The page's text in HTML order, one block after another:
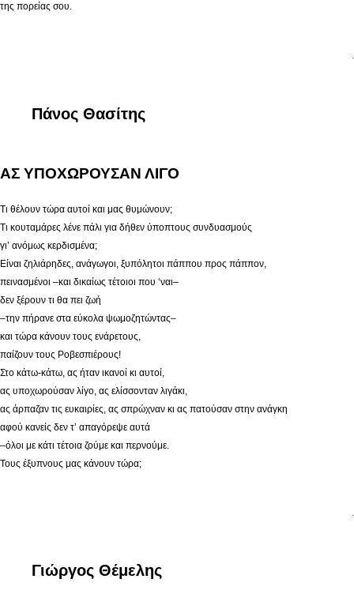
της πορείας σου.
.
Πάνος Θασίτης
ΑΣ ΥΠΟΧΩΡΟΥΣΑΝ ΛΙΓΟ
Τι θέλουν τώρα αυτοί και μας θυμώνουν;
Τι κουταμάρες λένε πάλι για δήθεν ύποπτους συνδυασμούς
γι’ ανόμως κερδισμένα;
Είναι ζηλιάρηδες, ανάγωγοι, ξυπόλητοι πάππου προς πάππον,
πεινασμένοι –και δικαίως τέτοιοι που ‘ναι–
δεν ξέρουν τι θα πει ζωή
–την πήρανε στα εύκολα ψωμοζητώντας–
και τώρα κάνουν τους ενάρετους,
παίζουν τους Ροβεσπιέρους!
Στο κάτω-κάτω, ας ήταν ικανοί κι αυτοί,
ας υποχωρούσαν λίγο, ας ελίσσονταν λιγάκι,
ας άρπαζαν τις ευκαιρίες, ας σπρώχναν κι ας πατούσαν στην ανάγκη
αφού κανείς δεν τ’ απαγόρεψε αυτά
–όλοι με κάτι τέτοια ζούμε και περνούμε.
Τους έξυπνους μας κάνουν τώρα;
Γιώργος Θέμελης